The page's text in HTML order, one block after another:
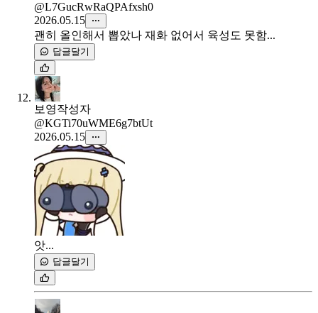
@L7GucRwRaQPAfxsh0
2026.05.15
괜히 올인해서 뽑았나 재화 없어서 육성도 못함...
답글달기
보영작성자
@KGTi70uWME6g7btUt
2026.05.15
앗...
답글달기